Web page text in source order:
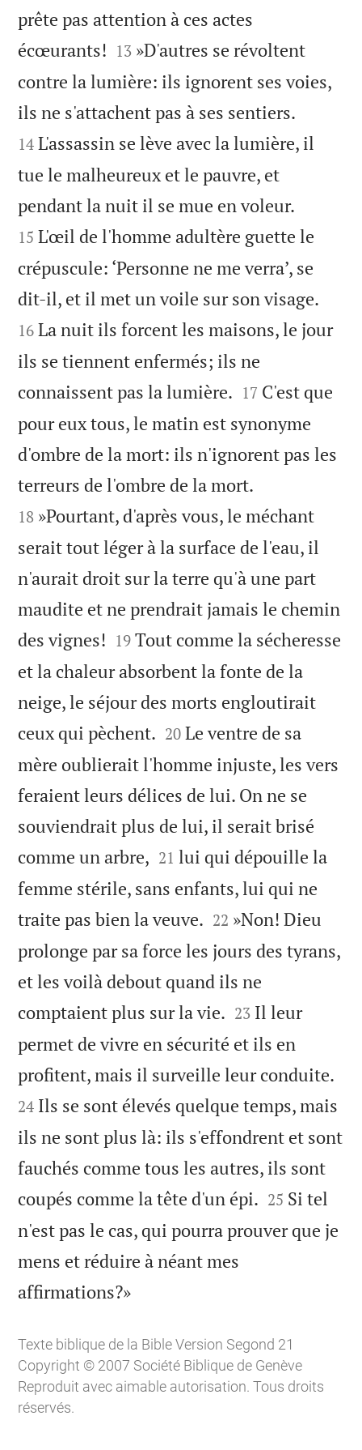
prête pas attention à ces actes
écœurants! 

13 »D'autres se révoltent
contre la lumière: ils ignorent ses voies,
ils ne s'attachent pas à ses sentiers.
14 L'assassin se lève avec la lumière, il
tue le malheureux et le pauvre, et
pendant la nuit il se mue en voleur.
15 L'œil de l'homme adultère guette le
crépuscule: ‘Personne ne me verra’, se
dit-il, et il met un voile sur son visage.
16 La nuit ils forcent les maisons, le jour
ils se tiennent enfermés; ils ne
connaissent pas la lumière. 

17 C'est que
pour eux tous, le matin est synonyme
d'ombre de la mort: ils n'ignorent pas les
terreurs de l'ombre de la mort.
18 »Pourtant, d'après vous, le méchant
serait tout léger à la surface de l'eau, il
n'aurait droit sur la terre qu'à une part
maudite et ne prendrait jamais le chemin
des vignes! 

19 Tout comme la sécheresse
et la chaleur absorbent la fonte de la
neige, le séjour des morts engloutirait
ceux qui pèchent. 

20 Le ventre de sa
mère oublierait l'homme injuste, les vers
feraient leurs délices de lui. On ne se
souviendrait plus de lui, il serait brisé
comme un arbre, 

21 lui qui dépouille la
femme stérile, sans enfants, lui qui ne
traite pas bien la veuve. 

22 »Non! Dieu
prolonge par sa force les jours des tyrans,
et les voilà debout quand ils ne
comptaient plus sur la vie. 

23 Il leur
permet de vivre en sécurité et ils en
profitent, mais il surveille leur conduite.
24 Ils se sont élevés quelque temps, mais
ils ne sont plus là: ils s'effondrent et sont
fauchés comme tous les autres, ils sont
coupés comme la tête d'un épi. 

25 Si tel
n'est pas le cas, qui pourra prouver que je
mens et réduire à néant mes
affirmations?»
Texte biblique de la Bible Version Segond 21
Copyright © 2007 Société Biblique de Genève
Reproduit avec aimable autorisation. Tous droits
réservés.